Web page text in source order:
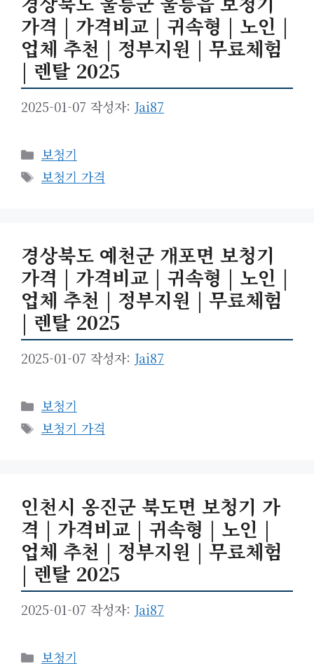
가격 | 가격비교 | 귀속형 | 노인 |
업체 추천 | 정부지원 | 무료체험
| 렌탈 2025
2025-01-07 작성자: Jai87
카
테
고
보청기
태
보청기 가격
경상북도 예천군 개포면 보청기
가격 | 가격비교 | 귀속형 | 노인 |
업체 추천 | 정부지원 | 무료체험
| 렌탈 2025
2025-01-07 작성자: Jai87
카
테
고
보청기
태
보청기 가격
인천시 옹진군 북도면 보청기 가
격 | 가격비교 | 귀속형 | 노인 |
업체 추천 | 정부지원 | 무료체험
| 렌탈 2025
2025-01-07 작성자: Jai87
카
보청기